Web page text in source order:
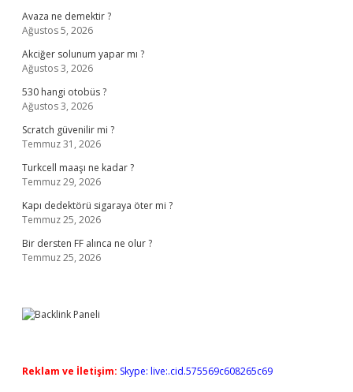
Avaza ne demektir ?
Ağustos 5, 2026
Akciğer solunum yapar mı ?
Ağustos 3, 2026
530 hangi otobüs ?
Ağustos 3, 2026
Scratch güvenilir mi ?
Temmuz 31, 2026
Turkcell maaşı ne kadar ?
Temmuz 29, 2026
Kapı dedektörü sigaraya öter mi ?
Temmuz 25, 2026
Bir dersten FF alınca ne olur ?
Temmuz 25, 2026
Reklam ve İletişim: Skype: live:.cid.575569c608265c69